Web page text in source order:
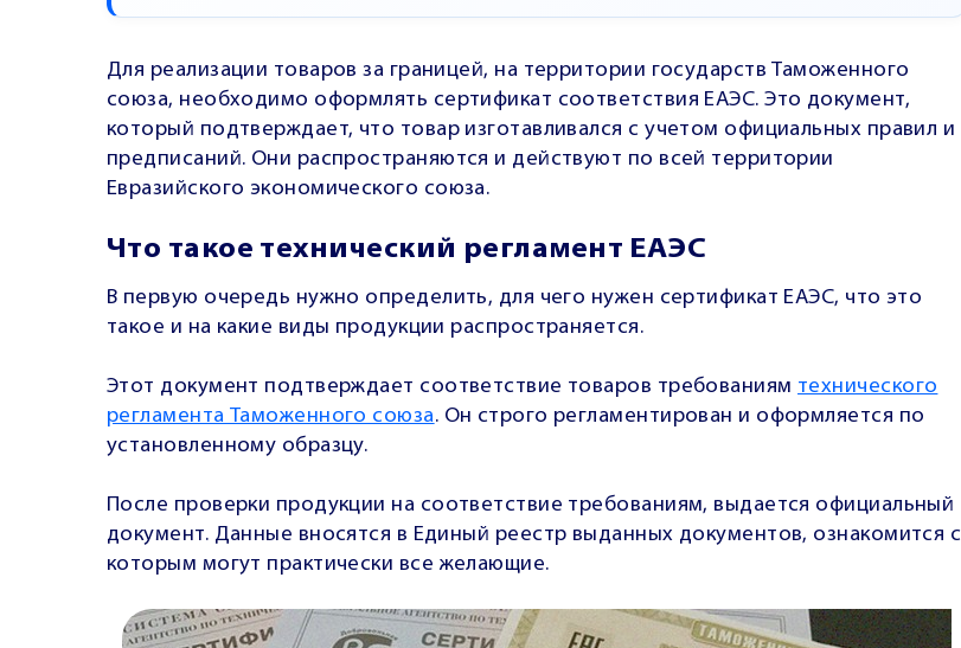
Для реализации товаров за границей, на территории государств Таможенного
союза, необходимо оформлять сертификат соответствия ЕАЭС. Это документ,
который подтверждает, что товар изготавливался с учетом официальных правил и
предписаний. Они распространяются и действуют по всей территории
Евразийского экономического союза.
Что такое технический регламент ЕАЭС
В первую очередь нужно определить, для чего нужен сертификат ЕАЭС, что это
такое и на какие виды продукции распространяется.
Этот документ подтверждает соответствие товаров требованиям технического
регламента Таможенного союза. Он строго регламентирован и оформляется по
установленному образцу.
После проверки продукции на соответствие требованиям, выдается официальный
документ. Данные вносятся в Единый реестр выданных документов, ознакомится с
которым могут практически все желающие.